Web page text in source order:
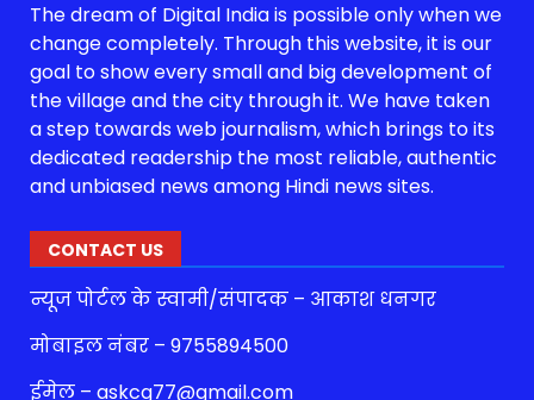
The dream of Digital India is possible only when we
change completely. Through this website, it is our
goal to show every small and big development of
the village and the city through it. We have taken
a step towards web journalism, which brings to its
dedicated readership the most reliable, authentic
and unbiased news among Hindi news sites.
CONTACT US
न्यूज पोर्टल के स्वामी/संपादक – आकाश धनगर
मोबाइल नंबर – 9755894500
ईमेल – askcg77@gmail.com